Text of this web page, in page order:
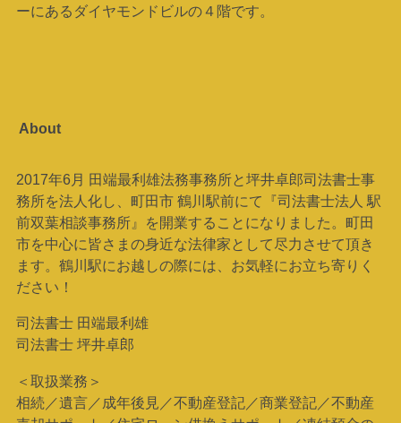
ーにあるダイヤモンドビルの４階です。
About
2017年6月 田端最利雄法務事務所と坪井卓郎司法書士事
務所を法人化し、町田市 鶴川駅前にて『司法書士法人 駅
前双葉相談事務所』を開業することになりました。町田
市を中心に皆さまの身近な法律家として尽力させて頂き
ます。鶴川駅にお越しの際には、お気軽にお立ち寄りく
ださい！
司法書士 田端最利雄
司法書士 坪井卓郎
＜取扱業務＞
相続／遺言／成年後見／不動産登記／商業登記／不動産